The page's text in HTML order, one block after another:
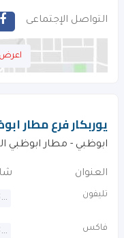
التواصل الإجتماعى
اعرض
يوربكار فرع مطار
ابوظبي - مطار ابوظبي
العنوان
تليفون 025998959
فاكس 025998958